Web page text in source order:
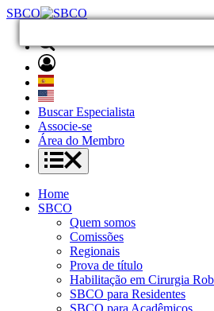
SBCO
Buscar Especialista
Associe-se
Área do Membro
Home
SBCO
Quem somos
Comissões
Regionais
Prova de título
Habilitação em Cirurgia
SBCO para Residentes
SBCO para Acadêmicos